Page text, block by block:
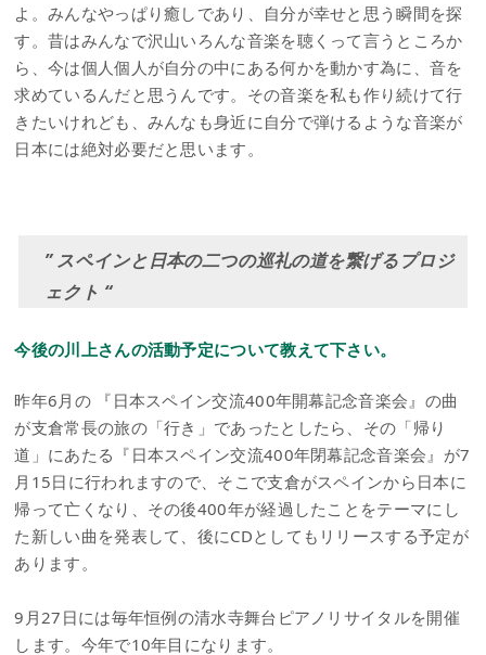
よ。みんなやっぱり癒しであり、自分が幸せと思う瞬間を探
す。昔はみんなで沢山いろんな音楽を聴くって言うところか
ら、今は個人個人が自分の中にある何かを動かす為に、音を
求めているんだと思うんです。その音楽を私も作り続けて行
きたいけれども、みんなも身近に自分で弾けるような音楽が
日本には絶対必要だと思います。
” スペインと日本の二つの巡礼の道を繋げるプロジ
ェクト “
今後の川上さんの活動予定について教えて下さい。
昨年6月の 『日本スペイン交流400年開幕記念音楽会』の曲
が支倉常長の旅の「行き」であったとしたら、その「帰り
道」にあたる『日本スペイン交流400年閉幕記念音楽会』が7
月15日に行われますので、そこで支倉がスペインから日本に
帰って亡くなり、その後400年が経過したことをテーマにし
た新しい曲を発表して、後にCDとしてもリリースする予定が
あります。
9月27日には毎年恒例の清水寺舞台ピアノリサイタルを開催
します。今年で10年目になります。